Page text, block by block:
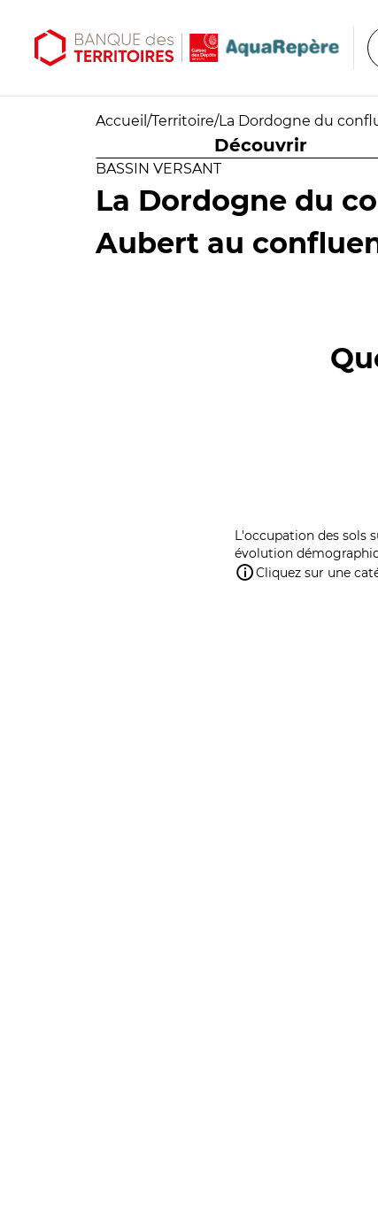
Accueil /Territoire/La Dordogne du
Découvrir
BASSIN VERSANT
La Dordogne du
Aubert au
L'occupation des sols
évolution
Cliquez sur une